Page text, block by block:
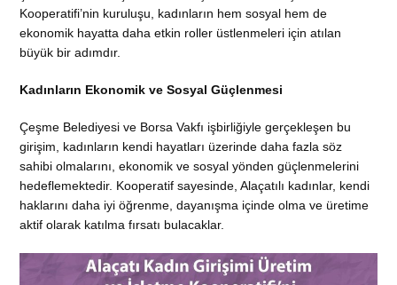
Kooperatifi’nin kuruluşu, kadınların hem sosyal hem de
ekonomik hayatta daha etkin roller üstlenmeleri için atılan
büyük bir adımdır.
Kadınların Ekonomik ve Sosyal Güçlenmesi
Çeşme Belediyesi ve Borsa Vakfı işbirliğiyle gerçekleşen bu
girişim, kadınların kendi hayatları üzerinde daha fazla söz
sahibi olmalarını, ekonomik ve sosyal yönden güçlenmelerini
hedeflemektedir. Kooperatif sayesinde, Alaçatılı kadınlar, kendi
haklarını daha iyi öğrenme, dayanışma içinde olma ve üretime
aktif olarak katılma fırsatı bulacaklar.